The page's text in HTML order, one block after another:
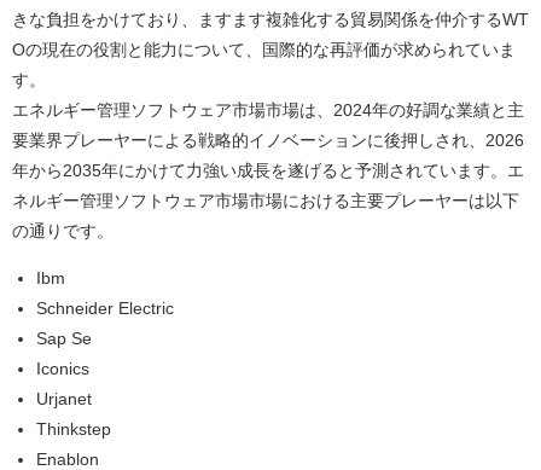
きな負担をかけており、ますます複雑化する貿易関係を仲介するWT
Oの現在の役割と能力について、国際的な再評価が求められていま
す。
エネルギー管理ソフトウェア市場市場は、2024年の好調な業績と主
要業界プレーヤーによる戦略的イノベーションに後押しされ、2026
年から2035年にかけて力強い成長を遂げると予測されています。エ
ネルギー管理ソフトウェア市場市場における主要プレーヤーは以下
の通りです。
Ibm
Schneider Electric
Sap Se
Iconics
Urjanet
Thinkstep
Enablon